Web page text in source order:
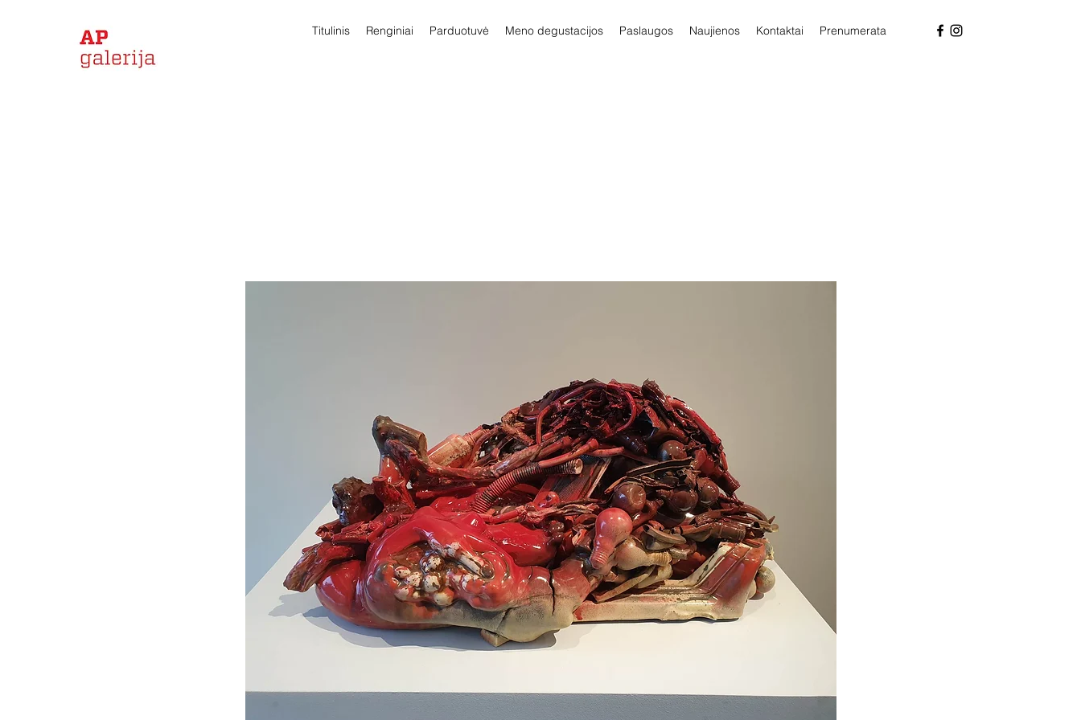
Titulinis Renginiai Parduotuvė Meno degustacijos Paslaugos Naujienos Kontaktai Prenumerata